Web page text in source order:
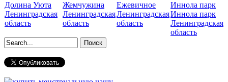
Долина Уюта
Ленинградская
область
Жемчужина
Ленинградская
область
Ежевичное
Ленинградская
область
Иннола парк
Ленинградская
область
Форма поиска